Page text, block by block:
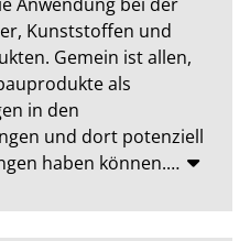
Kunststoffen und
Gemein ist allen,
als
in den
und dort potenziell
haben können.…